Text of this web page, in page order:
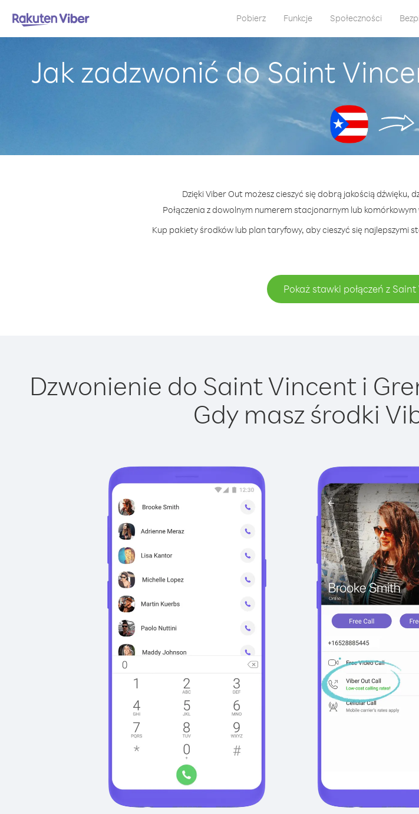
Pobierz Funkcje Społeczności
Jak zadzwonić do Saint
Dzięki Viber Out możesz cieszyć się dobrą jakością dźwięku,
Połączenia z dowolnym numerem stacjonarnym lub
Kup pakiety środków lub plan taryfowy, aby cieszyć się najlepszymi
Pokaż stawki połączeń z
Dzwonienie do Saint Vincent i
Gdy masz środki